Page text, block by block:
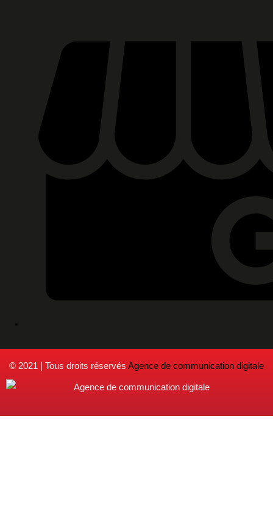
© 2021 | Tous droits réservés Agence de communication digitale